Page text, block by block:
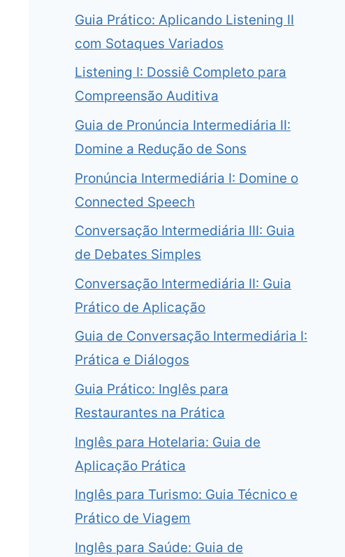
Guia Prático: Aplicando Listening II
com Sotaques Variados
Listening I: Dossiê Completo para
Compreensão Auditiva
Guia de Pronúncia Intermediária II:
Domine a Redução de Sons
Pronúncia Intermediária I: Domine o
Connected Speech
Conversação Intermediária III: Guia
de Debates Simples
Conversação Intermediária II: Guia
Prático de Aplicação
Guia de Conversação Intermediária I:
Prática e Diálogos
Guia Prático: Inglês para
Restaurantes na Prática
Inglês para Hotelaria: Guia de
Aplicação Prática
Inglês para Turismo: Guia Técnico e
Prático de Viagem
Inglês para Saúde: Guia de